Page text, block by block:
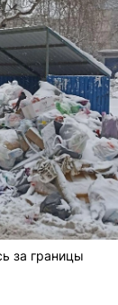
за границы